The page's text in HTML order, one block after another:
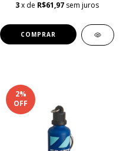
3x de R$61,97 sem juros
2%
OFF